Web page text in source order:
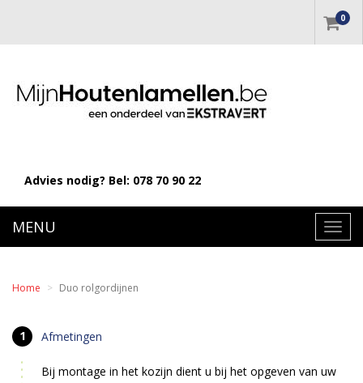
0
Advies nodig? Bel: 078 70 90 22
MENU
Home Duo rolgordijnen
Afmetingen
Bij montage in het kozijn dient u bij het opgeven van uw